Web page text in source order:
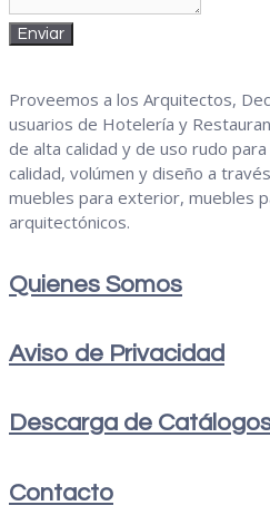
Enviar
Proveemos a los Arquitectos,
usuarios de Hotelería y
de alta calidad y de uso rudo
calidad, volú­men y diseño a
muebles para exterior, muebles
arquitectónicos.
Quienes Somos
Aviso de Privacidad
Descarga de
Contacto